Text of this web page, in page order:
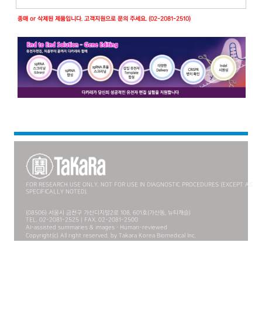
종매 or 삭제된 제품입니다. 고객지원으로 문의 주세요. (02-2081-2510)
FOR RESEARCH USE ONLY. NOT FOR USE IN DIAGNOSTIC PROCEDURES (EXCEPT AS
SPECIFICALLY NOTED).
(08506) 서울시 금천구 가산디지털2로 108, 601호(가산동, 뉴티캐슬)
TEL. 02-2081-2525 | FAX. 02-2081-2500
AI-assisted summaries & images · Human-reviewed
Copyright(c) All right reserved. by Takara Korea Biomedical Inc.